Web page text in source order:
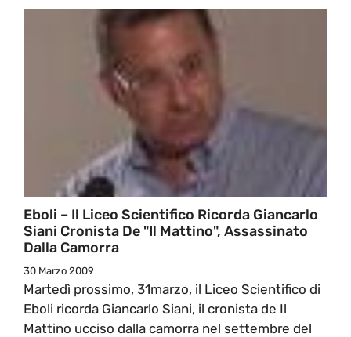
Eboli – Il Liceo Scientifico Ricorda Giancarlo
Siani Cronista De "il Mattino", Assassinato
Dalla Camorra
30 Marzo 2009
Martedì prossimo, 31marzo, il Liceo Scientifico di
Eboli ricorda Giancarlo Siani, il cronista de Il
Mattino ucciso dalla camorra nel settembre del